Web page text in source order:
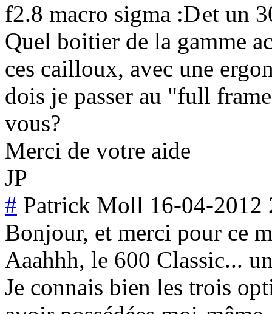
f2.8 macro sigma
et un
Quel boitier de la gamme
ces cailloux, avec une
dois je passer au "full
vous?
Merci de votre aide
JP
# Patrick Moll 16-04-2012
Bonjour, et merci pour ce
Aaahhh, le 600 Classic...
Je connais bien les trois